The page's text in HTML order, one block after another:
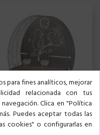
JAULA 673 PÁJAROS
para fines analíticos, mejorar
relacionada con tus
Clica en "Política
Puedes aceptar todas las
cookies" o configurarlas en